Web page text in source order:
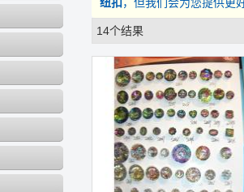
14个结果